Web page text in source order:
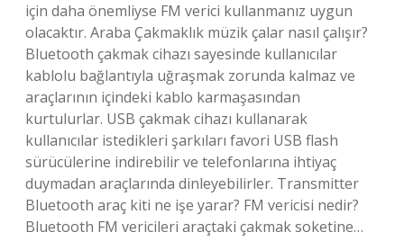
için daha önemliyse FM verici kullanmanız uygun
olacaktır. Araba Çakmaklık müzik çalar nasıl çalışır?
Bluetooth çakmak cihazı sayesinde kullanıcılar
kablolu bağlantıyla uğraşmak zorunda kalmaz ve
araçlarının içindeki kablo karmaşasından
kurtulurlar. USB çakmak cihazı kullanarak
kullanıcılar istedikleri şarkıları favori USB flash
sürücülerine indirebilir ve telefonlarına ihtiyaç
duymadan araçlarında dinleyebilirler. Transmitter
Bluetooth araç kiti ne işe yarar? FM vericisi nedir?
Bluetooth FM vericileri araçtaki çakmak soketine…